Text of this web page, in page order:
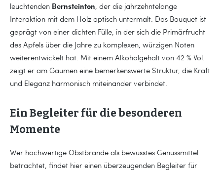
leuchtenden Bernsteinton, der die jahrzehntelange
Interaktion mit dem Holz optisch untermalt. Das Bouquet ist
geprägt von einer dichten Fülle, in der sich die Primärfrucht
des Apfels über die Jahre zu komplexen, würzigen Noten
weiterentwickelt hat. Mit einem Alkoholgehalt von 42 % Vol.
zeigt er am Gaumen eine bemerkenswerte Struktur, die Kraft
und Eleganz harmonisch miteinander verbindet.
Ein Begleiter für die besonderen
Momente
Wer hochwertige Obstbrände als bewusstes Genussmittel
betrachtet, findet hier einen überzeugenden Begleiter für